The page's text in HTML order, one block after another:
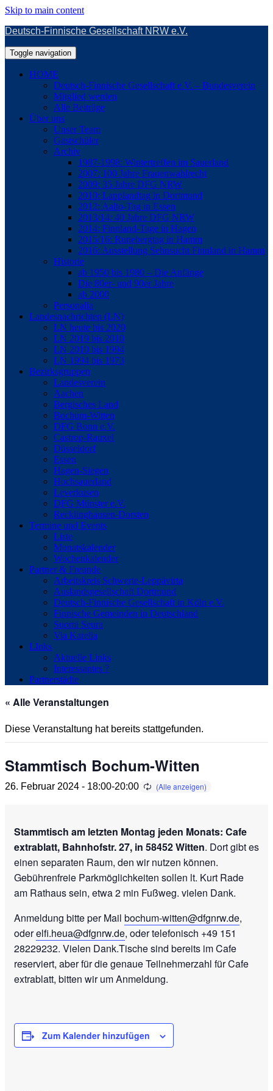
Skip to main content
Deutsch-Finnische Gesellschaft NRW e.V.
Toggle navigation
HOME
Deutsch-Finnische Gesellschaft e.V. – Bundesverein
Mitglied werden
Alle Beiträge
Über uns
Unser Team
Gastschüler
Archiv
1987-1998: Wintertreffen im Sauerland
2007: 100 Jahre Frauenwahlrecht
2009: 35 Jahre DFG NRW
2010: Lapplandtag in Dortmund
2012: Aalto-Tag in Essen
2013/14: 40 Jahre DFG NRW
2014: Finnland-Tage in Hagen
2015/16: Runebergtag in Hamm
2016: Ausstellung Sehnsucht Finnland in Hamm
Historie
ab 1950 bis 1980 – Die Anfänge
Die 80er- und 90er Jahre
ab 2000
Personalia
Landesnachrichten (LN)
LN heute bis 2020
LN 2019 bis 2010
LN 2010 bis 1994
LN 1994 bis 1973
Bezirksgruppen
Landesverein
Aachen
Bergisches Land
Bochum-Witten
DFG Bonn e.V.
Castrop-Rauxel
Düsseldorf
Essen
Hagen-Siegen
Hochsauerland
Leverkusen
DFG Münster e.V.
Recklinghausen-Dorsten
Termine und Events
Liste
Monatskalender
Wochenkalender
Partner & Freunde
Arbeitskreis Schwerte-Leppävirta
Auslandsgesellschaft Dortmund
Deutsch-Finnische Gesellschaft in Köln e.V.
Finnische Gemeinden in Deutschland
Suomi Seura
Via Karelia
LInks
Aktuelle Links
Interessantes ?
Partnerstädte
« Alle Veranstaltungen
Diese Veranstaltung hat bereits stattgefunden.
Stammtisch Bochum-Witten
26. Februar 2024 - 18:00-20:00
Stammtisch am letzten Montag jeden Monats: Cafe
extrablatt, Bahnhofstr. 27, in 58452 Witten. Dort gibt es
einen separaten Raum, den wir nutzen können.
Gebührenfreie Parkmöglichkeiten sollen lt. Kurt Rade
am Rathaus sein, etwa 2 min Fußweg. vielen Dank.
Anmeldung bitte per Mail bochum-witten@dfgnrw.de,
oderelfi.heua@dfgnrw.de, oder telefonisch +49 151
28229232. Vielen Dank.Tische sind bereits im Cafe
reserviert, aber für die genaue Teilnehmerzahl für Cafe
extrablatt, bitten wir um Anmeldung.
Zum Kalender hinzufügen